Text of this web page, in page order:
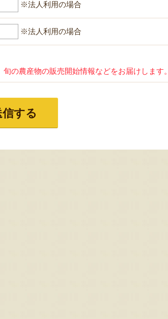
※法人利用の場合
※法人利用の場合
の農産物の販売開始情報などをお届けします。